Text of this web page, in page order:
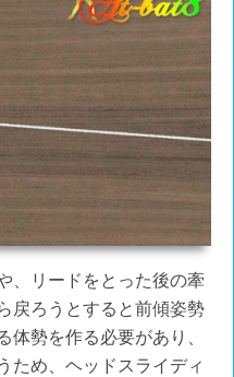
、リードをとった後の牽
戻ろうとすると前傾姿勢
勢を作る必要があり、
ため、ヘッドスライディ